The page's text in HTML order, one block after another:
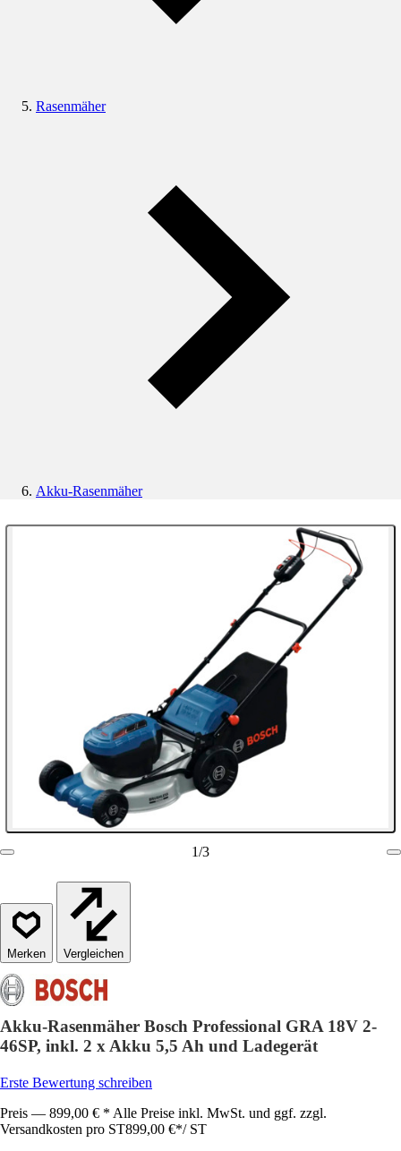
Rasenmäher
Akku-Rasenmäher
1/3
Vergleichen
Akku-Rasenmäher Bosch Professional GRA 18V 2-
46SP, inkl. 2 x Akku 5,5 Ah und Ladegerät
Erste Bewertung schreiben
Preis — 899,00 € * Alle Preise inkl. MwSt. und ggf. zzgl.
Versandkosten pro ST899,00 €*/ ST